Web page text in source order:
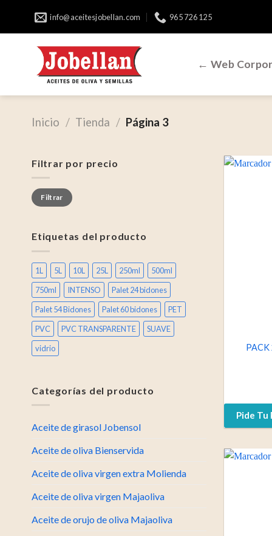
info@aceitesjobellan.com 965 726 125
← Web
Inicio / Tienda / Página 3
Filtrar por precio
Precio
mínimo
Precio
máximo
Filtrar
Etiquetas del producto
1L 5L 10L 25L 250ml
500ml
750ml
INTENSO
Palet 24 bidones
Palet 54 Bidones
Palet 60 bidones
PET
PVC
PVC TRANSPARENTE
SUAVE
vidrio
Categorías del producto
Aceite de girasol Jobensol
Aceite de oliva Bienservida
Aceite de oliva virgen extra Molienda
Aceite de oliva virgen Majaoliva
Aceite de orujo de oliva Majaoliva
PACK
Pide Tu